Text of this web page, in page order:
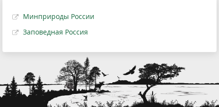
Минприроды России
Заповедная Россия